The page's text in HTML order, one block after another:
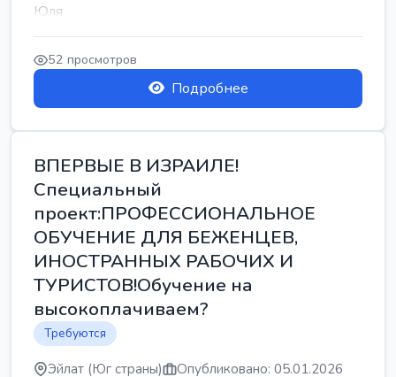
Юля
52 просмотров
Подробнее
ВПЕРВЫЕ В ИЗРАИЛЕ!
Специальный
проект:ПРОФЕССИОНАЛЬНОЕ
ОБУЧЕНИЕ ДЛЯ БЕЖЕНЦЕВ,
ИНОСТРАННЫХ РАБОЧИХ И
ТУРИСТОВ!Обучение на
высокоплачиваем?
Требуются
Эйлат (Юг страны) Опубликовано: 05.01.2026